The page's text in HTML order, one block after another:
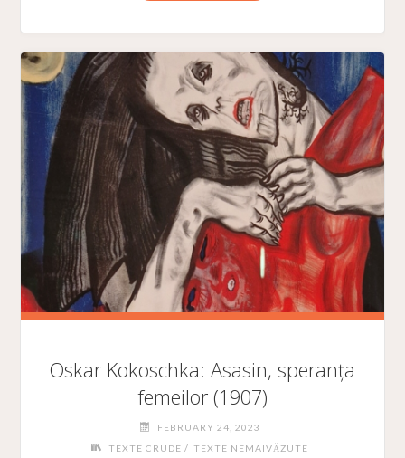
GUSTUL.
ALEXANDRU
GUSSI "
Oskar Kokoschka: Asasin, speranța
femeilor (1907)
FEBRUARY 24, 2023
TEXTE CRUDE / TEXTE NEMAIVĂZUTE